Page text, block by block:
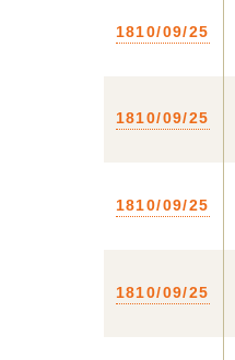
1810/09/25
1810/09/25
1810/09/25
1810/09/25